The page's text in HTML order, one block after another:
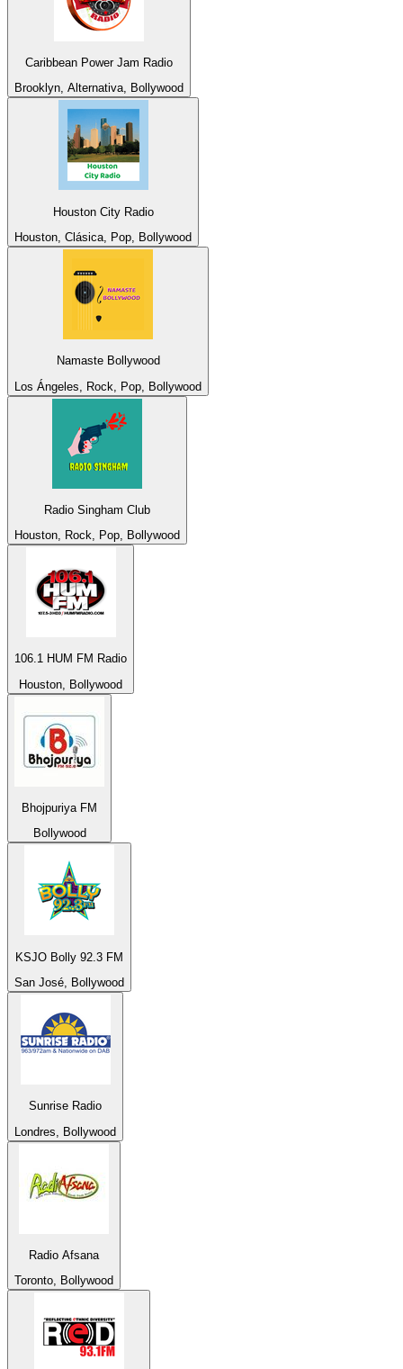
Caribbean Power Jam Radio
Brooklyn, Alternativa, Bollywood
Houston City Radio
Houston, Clásica, Pop, Bollywood
Namaste Bollywood
Los Ángeles, Rock, Pop, Bollywood
Radio Singham Club
Houston, Rock, Pop, Bollywood
106.1 HUM FM Radio
Houston, Bollywood
Bhojpuriya FM
Bollywood
KSJO Bolly 92.3 FM
San José, Bollywood
Sunrise Radio
Londres, Bollywood
Radio Afsana
Toronto, Bollywood